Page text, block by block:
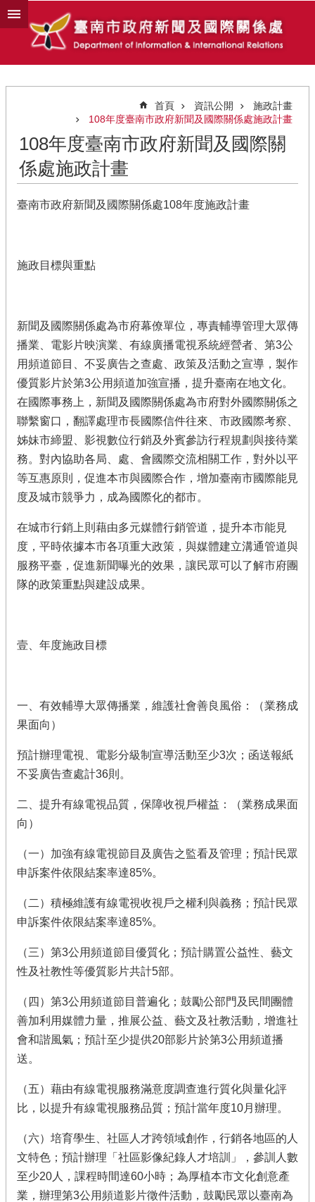
跳到主要內容區塊
首頁 資訊公開
施政計畫
108年度臺南市政府新聞及國際關係處施政計畫
108年度臺南市政府新聞及國際關
係處施政計畫
臺南市政府新聞及國際關係處108年度施政計畫
施政目標與重點
新聞及國際關係處為市府幕僚單位，專責輔導管理大眾傳
播業、電影片映演業、有線廣播電視系統經營者、第3公
用頻道節目、不妥廣告之查處、政策及活動之宣導，製作
優質影片於第3公用頻道加強宣播，提升臺南在地文化。
在國際事務上，新聞及國際關係處為市府對外國際關係之
聯繫窗口，翻譯處理市長國際信件往來、市政國際考察、
姊妹市締盟、影視數位行銷及外賓參訪行程規劃與接待業
務。對內協助各局、處、會國際交流相關工作，對外以平
等互惠原則，促進本市與國際合作，增加臺南市國際能見
度及城市競爭力，成為國際化的都市。
在城市行銷上則藉由多元媒體行銷管道，提升本市能見
度，平時依據本市各項重大政策，與媒體建立溝通管道與
服務平臺，促進新聞曝光的效果，讓民眾可以了解市府團
隊的政策重點與建設成果。
壹、年度施政目標
一、有效輔導大眾傳播業，維護社會善良風俗：（業務成
果面向）
預計辦理電視、電影分級制宣導活動至少3次；函送報紙
不妥廣告查處計36則。
二、提升有線電視品質，保障收視戶權益：（業務成果面
向）
（一）加強有線電視節目及廣告之監看及管理；預計民眾
申訴案件依限結案率達85%。
（二）積極維護有線電視收視戶之權利與義務；預計民眾
申訴案件依限結案率達85%。
（三）第3公用頻道節目優質化；預計購置公益性、藝文
性及社教性等優質影片共計5部。
（四）第3公用頻道節目普遍化；鼓勵公部門及民間團體
善加利用媒體力量，推展公益、藝文及社教活動，增進社
會和諧風氣；預計至少提供20部影片於第3公用頻道播
送。
（五）藉由有線電視服務滿意度調查進行質化與量化評
比，以提升有線電視服務品質；預計當年度10月辦理。
（六）培育學生、社區人才跨領域創作，行銷各地區的人
文特色；預計辦理「社區影像紀錄人才培訓」，參訓人數
至少20人，課程時間達60小時；為厚植本市文化創意產
業，辦理第3公用頻道影片徵件活動，鼓勵民眾以臺南為